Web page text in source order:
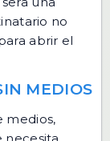
no
abrir el
MEDIOS
medios,